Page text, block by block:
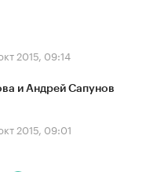
2015, 09:14
и Андрей Сапунов
2015, 09:01